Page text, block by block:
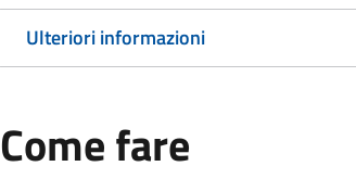
Ulteriori informazioni
Come fare